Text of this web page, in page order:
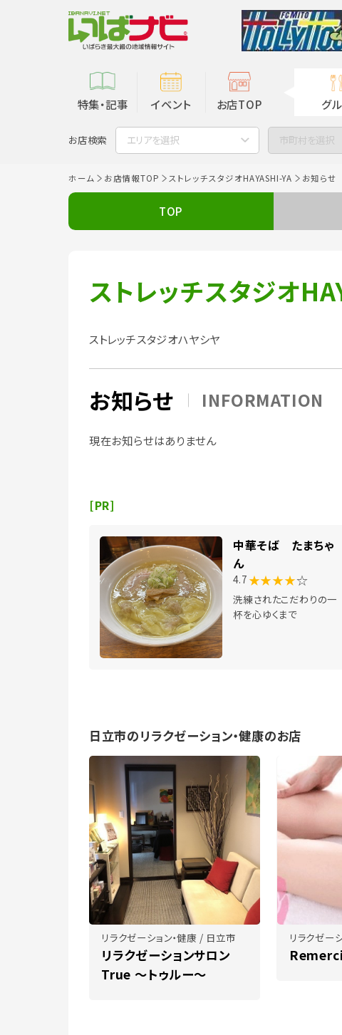
特集・記事 イベント お店TOP グ
お店検索 エリアを選択 市町村を選択
ホーム お店情報TOP ストレッチスタジオHAYASHI-YA お知らせ
TOP
ストレッチスタジオ
ストレッチスタジオハヤシヤ
お知らせ INFORMATION
現在お知らせはありません
[PR]
中華そば たまちゃ
ん
4.7 ★★★★☆
洗練されたこだわりの一
杯を心ゆくまで
日立市のリラクゼーション・健康のお店
リラクゼーション・健康 / 日立市
リラクゼーションサロン
True ～トゥルー～
リラクゼー